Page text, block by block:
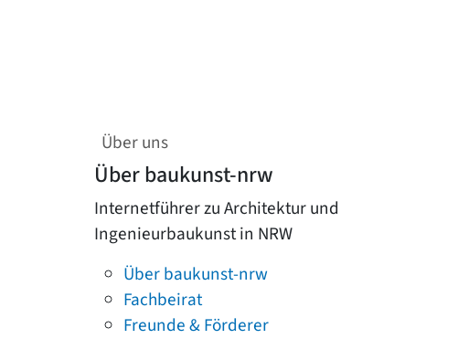
Über uns
Über baukunst-nrw
Internetführer zu Architektur und
Ingenieurbaukunst in NRW
Über baukunst-nrw
Fachbeirat
Freunde & Förderer